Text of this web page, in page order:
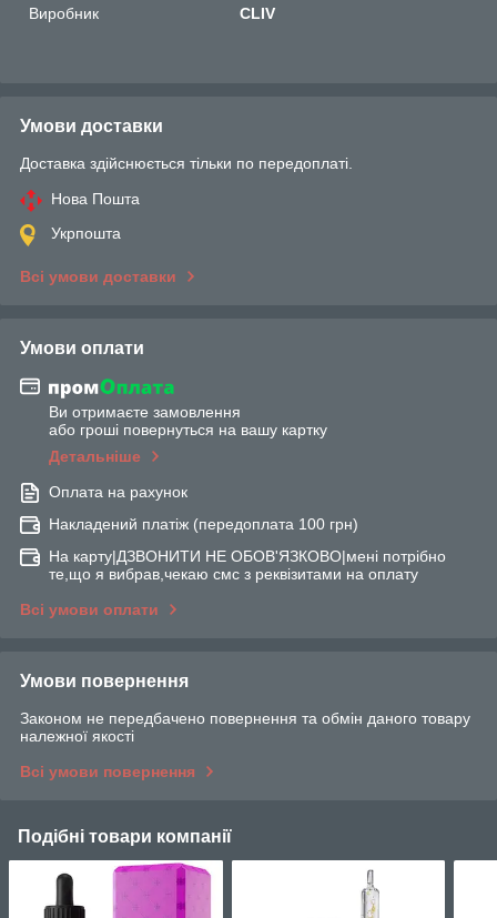
Виробник CLIV
Умови доставки
Доставка здійснюється тільки по передоплаті.
Нова Пошта
Укрпошта
Всі умови доставки
Умови оплати
Ви отримаєте замовлення
або гроші повернуться на вашу картку
Детальніше
Оплата на рахунок
Накладений платіж (передоплата 100 грн)
На карту|ДЗВОНИТИ НЕ ОБОВ'ЯЗКОВО|мені потрібно
те,що я вибрав,чекаю смс з реквізитами на оплату
Всі умови оплати
Умови повернення
Законом не передбачено повернення та обмін даного товару
належної якості
Всі умови повернення
Подібні товари компанії